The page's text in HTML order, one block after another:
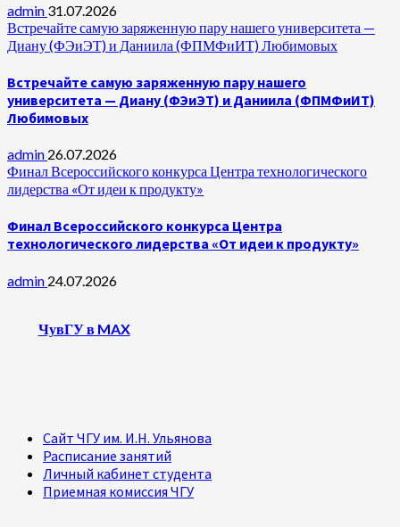
admin 31.07.2026
Встречайте самую заряженную пару нашего университета —
Диану (ФЭиЭТ) и Даниила (ФПМФиИТ) Любимовых
Встречайте самую заряженную пару нашего
университета — Диану (ФЭиЭТ) и Даниила (ФПМФиИТ)
Любимовых
admin 26.07.2026
Финал Всероссийского конкурса Центра технологического
лидерства «От идеи к продукту»
Финал Всероссийского конкурса Центра
технологического лидерства «От идеи к продукту»
admin 24.07.2026
ЧувГУ в MAX
Сайт ЧГУ им. И.Н. Ульянова
Расписание занятий
Личный кабинет студента
Приемная комиссия ЧГУ